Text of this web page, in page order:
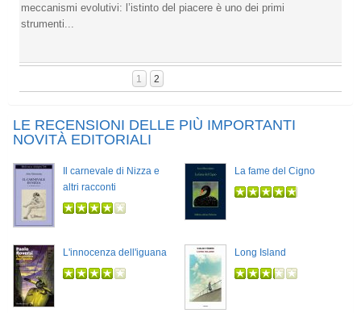
meccanismi evolutivi: l’istinto del piacere è uno dei primi
strumenti...
1 2
LE RECENSIONI DELLE PIÙ IMPORTANTI
NOVITÀ EDITORIALI
Il carnevale di Nizza e
altri racconti
La fame del Cigno
L'innocenza dell'iguana Long Island